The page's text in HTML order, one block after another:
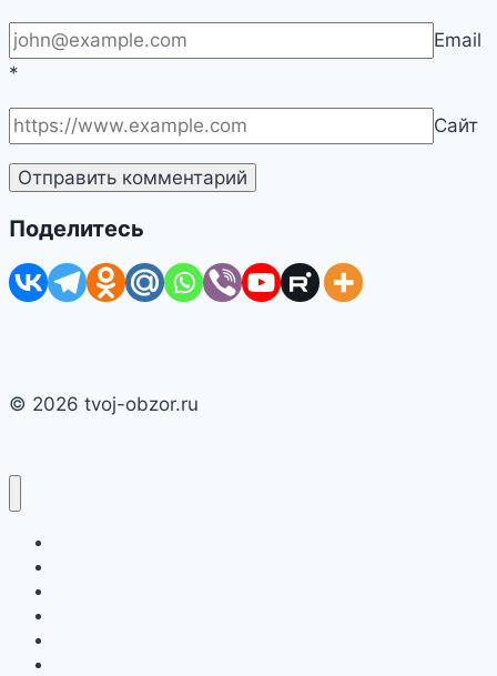
Email
*
Сайт
Поделитесь
© 2026 tvoj-obzor.ru